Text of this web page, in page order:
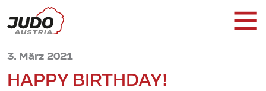
3. März 2021
HAPPY BIRTHDAY!